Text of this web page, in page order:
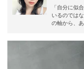
「自分に似
いるのでは
の軸から、